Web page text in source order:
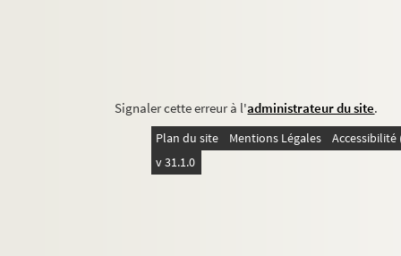
Signaler cette erreur à l'administrateur du site.
Plan du site Mentions Légales
v 31.1.0